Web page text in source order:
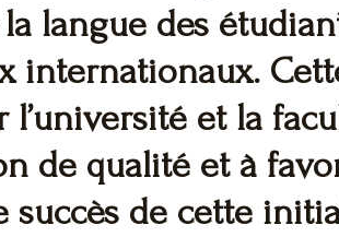
langue des
internationaux.
et la
de qualité et à
succès de cette